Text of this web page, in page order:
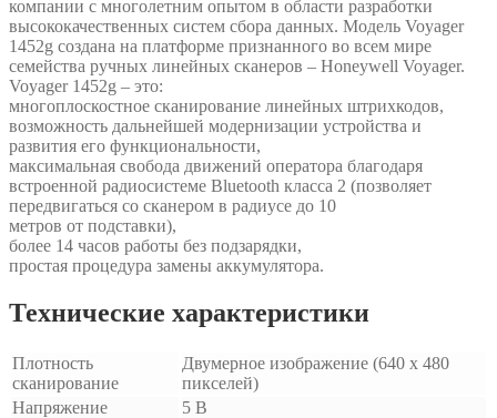
компании с многолетним опытом в области разработки
высококачественных систем сбора данных. Модель Voyager
1452g создана на платформе признанного во всем мире
семейства ручных линейных сканеров – Honeywell Voyager.
Voyager 1452g – это:
многоплоскостное сканирование линейных штрихкодов,
возможность дальнейшей модернизации устройства и
развития его функциональности,
максимальная свобода движений оператора благодаря
встроенной радиосистеме Bluetooth класса 2 (позволяет
передвигаться со сканером в радиусе до 10
метров от подставки),
более 14 часов работы без подзарядки,
простая процедура замены аккумулятора.
Технические характеристики
Плотность
сканирование
Двумерное изображение (640 x 480
пикселей)
Напряжение
5 В